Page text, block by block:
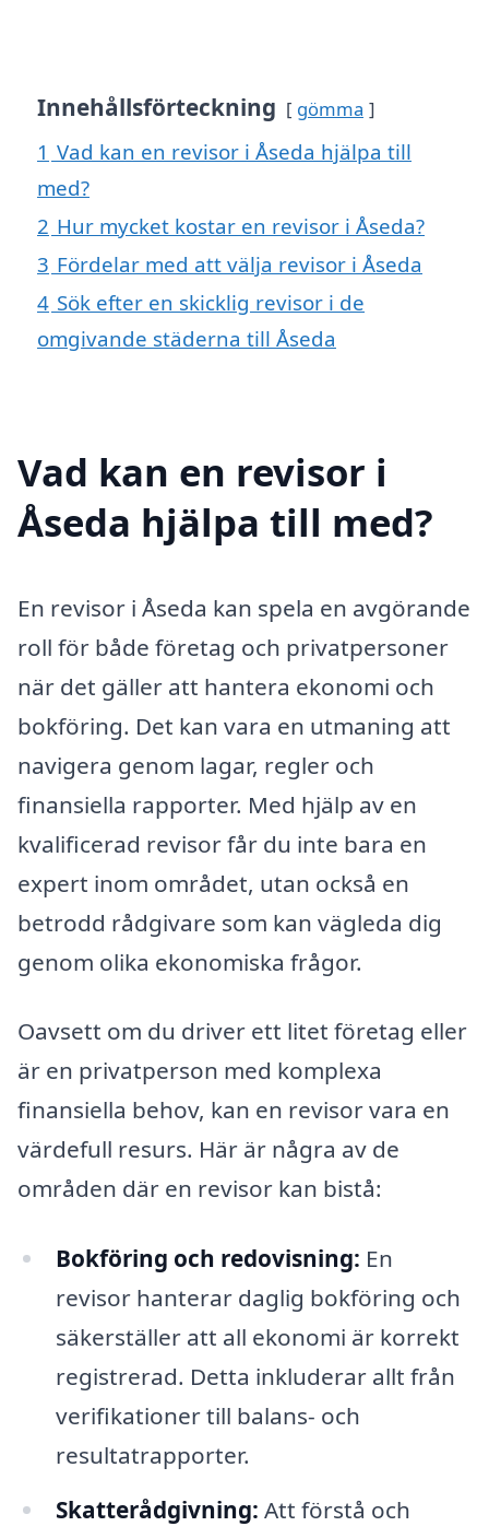
Innehållsförteckning gömma
1 Vad kan en revisor i Åseda hjälpa till
med?
2 Hur mycket kostar en revisor i Åseda?
3 Fördelar med att välja revisor i Åseda
4 Sök efter en skicklig revisor i de
omgivande städerna till Åseda
Vad kan en revisor i
Åseda hjälpa till med?
En revisor i Åseda kan spela en avgörande
roll för både företag och privatpersoner
när det gäller att hantera ekonomi och
bokföring. Det kan vara en utmaning att
navigera genom lagar, regler och
finansiella rapporter. Med hjälp av en
kvalificerad revisor får du inte bara en
expert inom området, utan också en
betrodd rådgivare som kan vägleda dig
genom olika ekonomiska frågor.
Oavsett om du driver ett litet företag eller
är en privatperson med komplexa
finansiella behov, kan en revisor vara en
värdefull resurs. Här är några av de
områden där en revisor kan bistå:
Bokföring och redovisning: En
revisor hanterar daglig bokföring och
säkerställer att all ekonomi är korrekt
registrerad. Detta inkluderar allt från
verifikationer till balans- och
resultatrapporter.
Skatterådgivning: Att förstå och